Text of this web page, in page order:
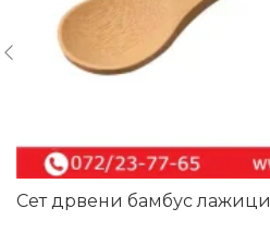
Сет дрвени бамбус лажици